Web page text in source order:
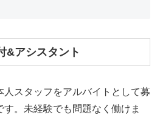
&アシスタント
スタッフをアルバイトとして募
。未経験でも問題なく働けま